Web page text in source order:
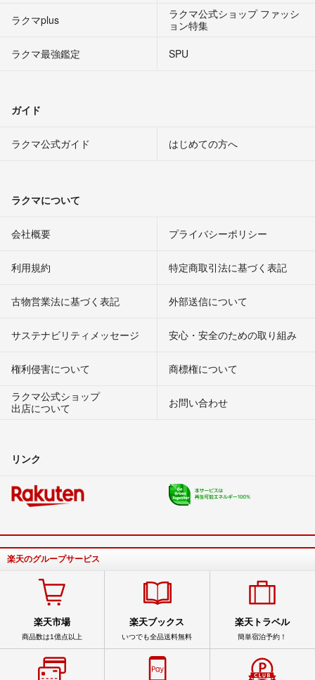
ラクマplus
ラクマ公式ショップ ファッシ
ョン特集
ラクマ最強鑑定
SPU
ガイド
ラクマ公式ガイド はじめての方へ
ラクマについて
会社概要 プライバシーポリシー
利用規約 特定商取引法に基づく表記
古物営業法に基づく表記 外部送信について
サステナビリティメッセージ 安心・安全のための取り組み
権利侵害について
商標権について
ラクマ公式ショップ
出店について
お問い合わせ
リンク
楽天のグループサービス
楽天市場
商品数は1億点以上
楽天ブックス
いつでも全品送料無料
楽天トラベル
簡単宿泊予約！